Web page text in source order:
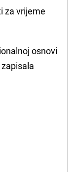
za vrijeme
osnovi